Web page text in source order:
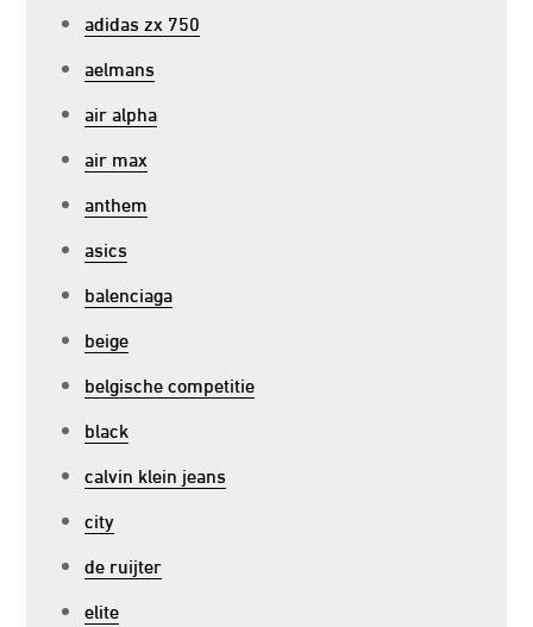
adidas zx 750
aelmans
air alpha
air max
anthem
asics
balenciaga
beige
belgische competitie
black
calvin klein jeans
city
de ruijter
elite